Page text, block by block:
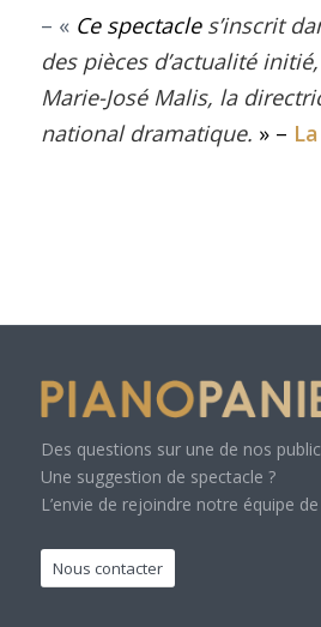
– « Ce spectacle s’inscrit
des pièces d’actualitéinitié,
Marie-José Malis, la
national dramatique. » –
Des questions sur une de nos
Une suggestion de spectacle ?
L’envie de rejoindre notre équipe
Nous contacter